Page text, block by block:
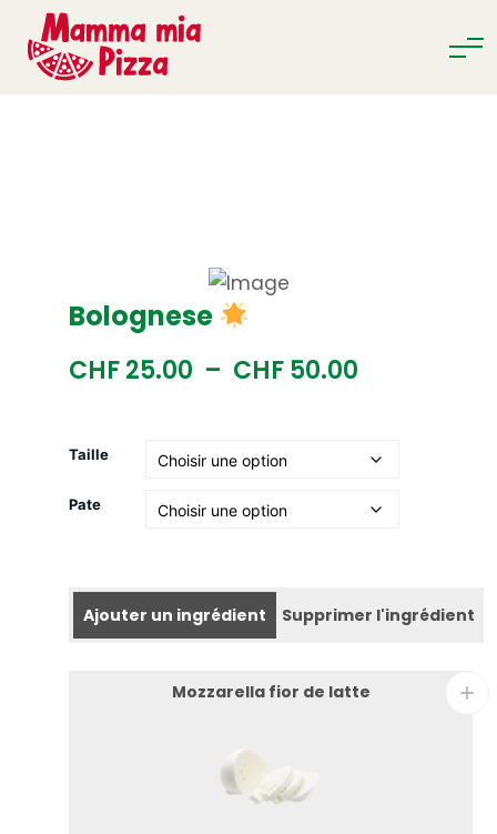
Bolognese
CHF25.00 – CHF50.00
Taille
Pate
Ajouter un ingrédient Supprimer l'ingrédient
Mozzarella fior de latte